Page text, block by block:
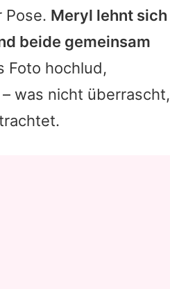
Pose. Meryl lehnt sich
beide gemeinsam
Foto hochlud,
– was nicht überrascht,